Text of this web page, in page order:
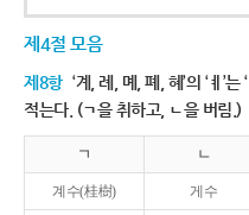
제4절 모음
제8항 ‘계, 례, 몌, 폐, 혜’의 ‘ㅖ’
적는다. (ㄱ을 취하고, ㄴ을 버림.)
ㄱ ㄴ
계수(桂樹) 게수